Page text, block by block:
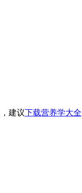
建议下载营养学大全